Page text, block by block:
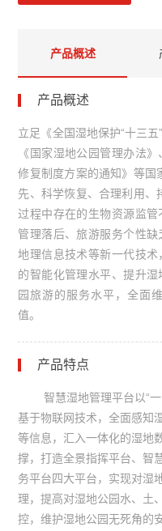
产品概述
产品概述
立足《全国湿地保护“十三五
《国家湿地公园管理办法
修复制度方案的通知》等国
先、科学恢复、合理利用、
过程中存在的生物资源监
管理落后、旅游服务个性缺
地理信息技术等新一代技
的智能化管理水平、提升
园旅游的服务水平，全面
值。
产品特点
智慧湿地管理平台以“
基于物联网技术，全面感知
等信息，汇入一体化的湿地
撑，打造全景指挥平台、智
务平台四大平台，实现对湿
理，提高对湿地公园水、土
控，维护湿地公园无死角的